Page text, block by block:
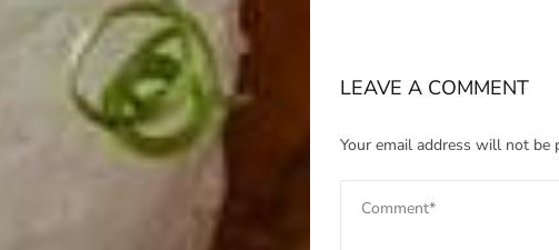
LEAVE A COMMENT
Your email address will not be